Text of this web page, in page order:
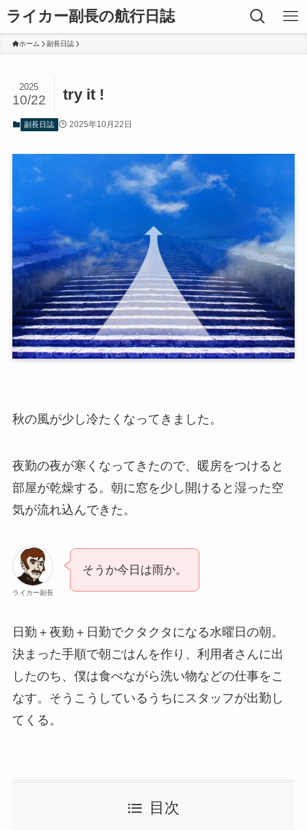
ライカー副長の航行日誌
ホーム 副長日誌
try it !
2025
10/22
副長日誌 2025年10月22日
秋の風が少し冷たくなってきました。
夜勤の夜が寒くなってきたので、暖房をつけると
部屋が乾燥する。朝に窓を少し開けると湿った空
気が流れ込んできた。
ライカー副長
そうか今日は雨か。
日勤＋夜勤＋日勤でクタクタになる水曜日の朝。
決まった手順で朝ごはんを作り、利用者さんに出
したのち、僕は食べながら洗い物などの仕事をこ
なす。そうこうしているうちにスタッフが出勤し
てくる。
目次